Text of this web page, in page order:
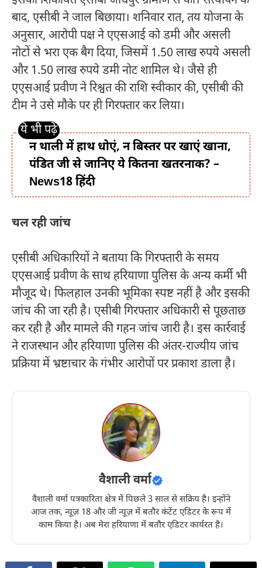
बाद, एसीबी ने जाल बिछाया। शनिवार रात, तय योजना के
अनुसार, आरोपी पक्ष ने एएसआई को डमी और असली
नोटों से भरा एक बैग दिया, जिसमें 1.50 लाख रुपये असली
और 1.50 लाख रुपये डमी नोट शामिल थे। जैसे ही
एएसआई प्रवीण ने रिश्वत की राशि स्वीकार की, एसीबी की
टीम ने उसे मौके पर ही गिरफ्तार कर लिया।
न थाली में हाथ धोएं, न बिस्तर पर खाएं खाना,
पंडित जी से जानिए ये कितना खतरनाक? –
News18 हिंदी
चल रही जांच
एसीबी अधिकारियों ने बताया कि गिरफ्तारी के समय
एएसआई प्रवीण के साथ हरियाणा पुलिस के अन्य कर्मी भी
मौजूद थे। फिलहाल उनकी भूमिका स्पष्ट नहीं है और इसकी
जांच की जा रही है। एसीबी गिरफ्तार अधिकारी से पूछताछ
कर रही है और मामले की गहन जांच जारी है। इस कार्रवाई
ने राजस्थान और हरियाणा पुलिस की अंतर-राज्यीय जांच
प्रक्रिया में भ्रष्टाचार के गंभीर आरोपों पर प्रकाश डाला है।
वैशाली वर्मा
वैशाली वर्मा पत्रकारिता क्षेत्र में पिछले 3 साल से सक्रिय है। इन्होंने
आज तक, न्यूज़ 18 और जी न्यूज़ में बतौर कंटेंट एडिटर के रूप में
काम किया है। अब मेरा हरियाणा में बतौर एडिटर कार्यरत है।